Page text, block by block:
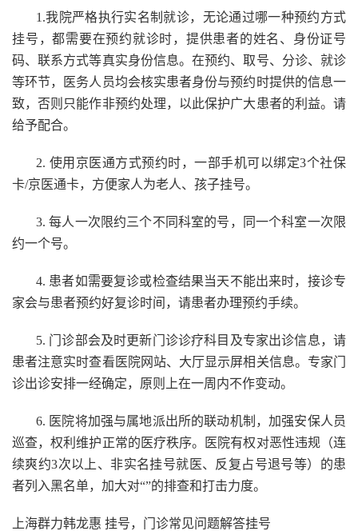
1.我院严格执行实名制就诊，无论通过哪一种预约方式
挂号，都需要在预约就诊时，提供患者的姓名、身份证号
码、联系方式等真实身份信息。在预约、取号、分诊、就诊
等环节，医务人员均会核实患者身份与预约时提供的信息一
致，否则只能作非预约处理，以此保护广大患者的利益。请
给予配合。
2. 使用京医通方式预约时，一部手机可以绑定3个社保
卡/京医通卡，方便家人为老人、孩子挂号。
3. 每人一次限约三个不同科室的号，同一个科室一次限
约一个号。
4. 患者如需要复诊或检查结果当天不能出来时，接诊专
家会与患者预约好复诊时间，请患者办理预约手续。
5. 门诊部会及时更新门诊诊疗科目及专家出诊信息，请
患者注意实时查看医院网站、大厅显示屏相关信息。专家门
诊出诊安排一经确定，原则上在一周内不作变动。
6. 医院将加强与属地派出所的联动机制，加强安保人员
巡查，权利维护正常的医疗秩序。医院有权对恶性违规（连
续爽约3次以上、非实名挂号就医、反复占号退号等）的患
者列入黑名单，加大对“”的排查和打击力度。
上海群力韩龙惠 挂号，门诊常见问题解答挂号